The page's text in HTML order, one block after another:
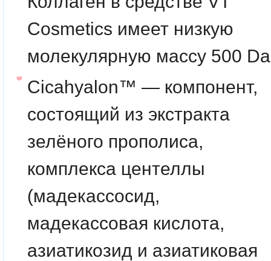
Cosmetics имеет низкую
молекулярную массу 500
Cicahyalon™ — компонент,
состоящий из экстракта
зелёного прополиса,
комплекса центеллы
(мадекассосид,
мадекассовая кислота,
азиатикозид и азиатиковая